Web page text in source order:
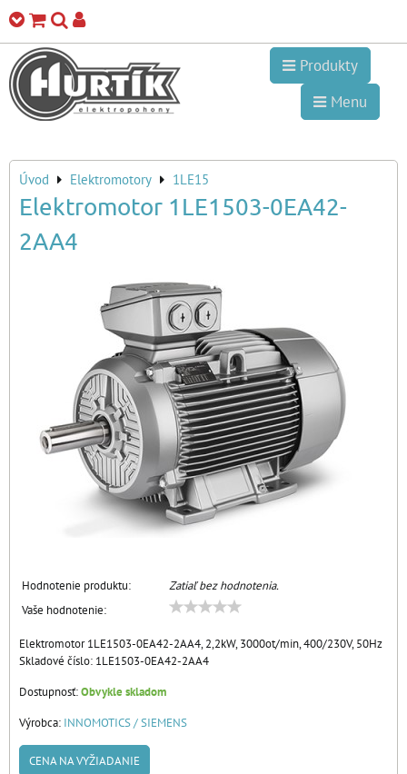
Produkty
Menu
Úvod Elektromotory 1LE15
Elektromotor 1LE1503-0EA42-
2AA4
Hodnotenie produktu:
Zatiaľ bez hodnotenia.
Vaše hodnotenie:
Elektromotor 1LE1503-0EA42-2AA4, 2,2kW, 3000ot/min, 400/230V, 50Hz
Skladové číslo: 1LE1503-0EA42-2AA4
Dostupnosť:Obvykle skladom
Výrobca: INNOMOTICS / SIEMENS
CENA NA VYŽIADANIE